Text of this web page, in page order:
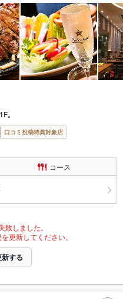
｡
口コミ投稿特典対象店
コース
しました。
更新してください。
する